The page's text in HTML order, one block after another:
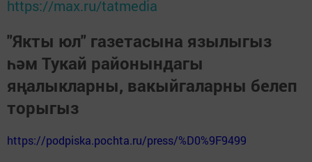
https://max.ru/tatmedia
"Якты юл" газетасына язылыгыз
һәм Тукай районындагы
яңалыкларны, вакыйгаларны белеп
торыгыз
https://podpiska.pochta.ru/press/%D0%9F9499